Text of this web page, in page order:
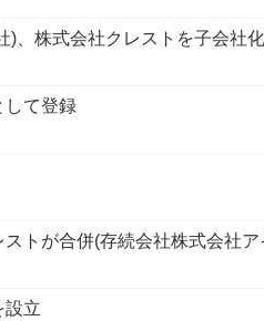
)、株式会社クレストを子会社化
して登録
トが合併(存続会社株式会社
設立